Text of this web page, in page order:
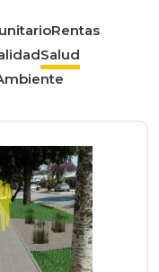
Rentas
Salud